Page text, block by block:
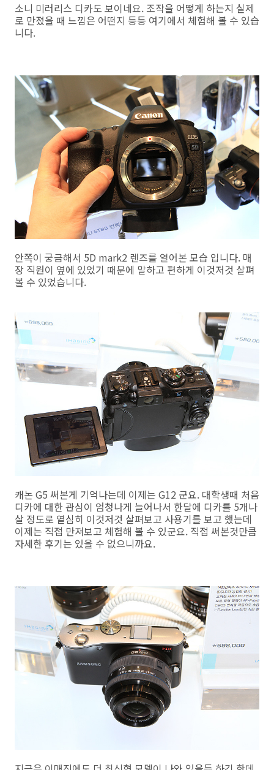
소니 미러리스 디카도 보이네요. 조작을 어떻게 하는지 실제
로 만졌을 때 느낌은 어떤지 등등 여기에서 체험해 볼 수 있습
니다.
안쪽이 궁금해서 5D mark2 렌즈를 열어본 모습 입니다. 매
장 직원이 옆에 있었기 때문에 말하고 편하게 이것저것 살펴
볼 수 있었습니다.
캐논 G5 써본게 기억나는데 이제는 G12 군요. 대학생때 처음
디카에 대한 관심이 엄청나게 늘어나서 한달에 디카를 5개나
살 정도로 열심히 이것저것 살펴보고 사용기를 보고 했는데
이제는 직접 만져보고 체험해 볼 수 있군요. 직접 써본것만큼
자세한 후기는 있을 수 없으니까요.